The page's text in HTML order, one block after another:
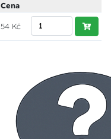
Cena
54 Kč